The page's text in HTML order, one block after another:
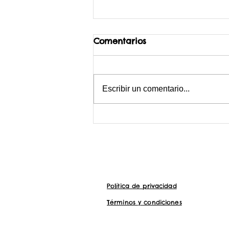
Comentarios
Escribir un comentario...
Política de privacidad
Términos y condiciones